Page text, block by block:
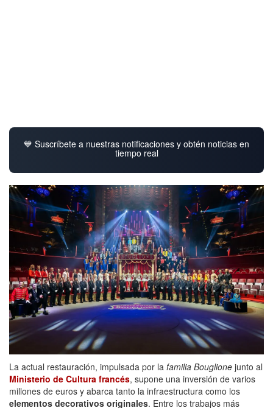
💙 Suscríbete a nuestras notificaciones y obtén noticias en
tiempo real
La actual restauración, impulsada por la familia Bouglione junto al
Ministerio de Cultura francés, supone una inversión de varios
millones de euros y abarca tanto la infraestructura como los
elementos decorativos originales. Entre los trabajos más